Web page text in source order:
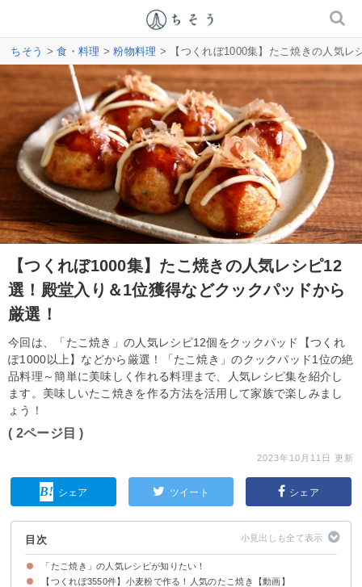
ちそう >食・料理 >粉物料理 > 【つくれぼ1000集】たこ焼きの人気レ
【つくれぼ1000集】たこ焼きの人気レシピ12
選！殿堂入り＆1位獲得などクックパッドから
厳選！
今回は、「たこ焼き」の人気レシピ12個をクックパッド【つくれ
ぽ1000以上】などから厳選！「たこ焼き」のクックパッド1位の絶
品料理～簡単に美味しく作れる料理まで、人気レシピ集を紹介し
ます。美味しいたこ焼きを作る方法を活用して家族で楽しみまし
ょう！
( 2ページ目 )
2023年10月11日 更新
シェア ツイート シェア
目次
「たこ焼き」の人気レシピが知りたい！
【つくれぽ3550件】小麦粉で作る！人気のたこ焼き【動画】